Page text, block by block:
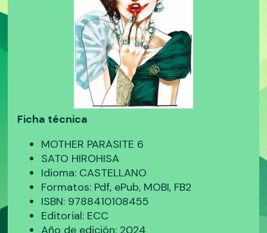
Ficha técnica
MOTHER PARASITE 6
SATO HIROHISA
Idioma: CASTELLANO
Formatos: Pdf, ePub, MOBI, FB2
ISBN: 9788410108455
Editorial: ECC
Año de edición: 2024